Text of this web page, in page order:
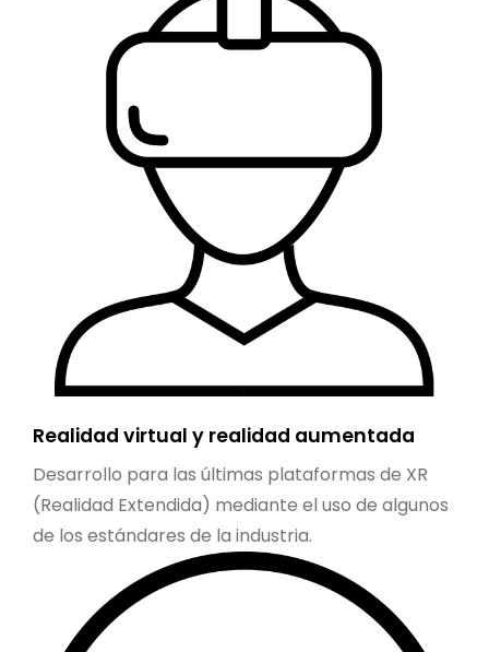
Realidad virtual y realidad aumentada
Desarrollo para las últimas plataformas de XR
(Realidad Extendida) mediante el uso de algunos
de los estándares de la industria.